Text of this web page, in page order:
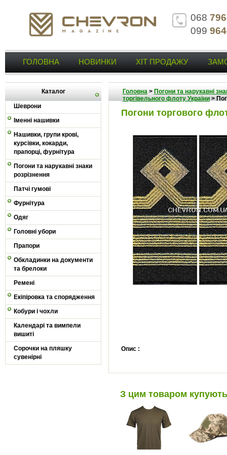
068
099
ГОЛОВНА НОВИНКИ ХІТ ПРОДАЖУ
Каталог
Шеврони
Іменні нашивки
Нашивки, групи крові,
курсівки, кокарди,
прапорці, фурнітура
Погони та нарукавні знаки
розрізнення
Патчі гумові
Фурнітура
Одяг
Головні убори
Прапори
Обкладинки на документи
та брелоки
Ремені
Екіпіровка та спорядження
Кобури і чохли
Календарі та вимпели
вишиті
Сорочки на пляшку
сувенірні
Головна> Погони та нарукавні
торгівельного флоту України>
Погони торгового
Опис :
З цим товаром купують